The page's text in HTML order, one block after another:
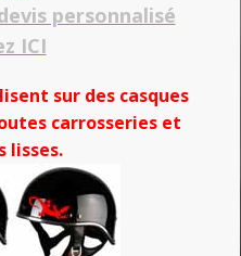
personnalisé
ICI
sur des casques
carrosseries et
lisses.